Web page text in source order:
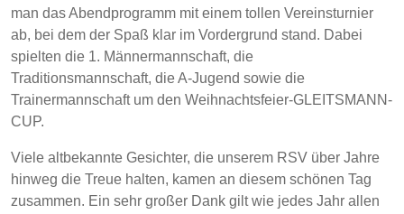
man das Abendprogramm mit einem tollen Vereinsturnier
ab, bei dem der Spaß klar im Vordergrund stand. Dabei
spielten die 1. Männermannschaft, die
Traditionsmannschaft, die A-Jugend sowie die
Trainermannschaft um den Weihnachtsfeier-GLEITSMANN-
CUP.
Viele altbekannte Gesichter, die unserem RSV über Jahre
hinweg die Treue halten, kamen an diesem schönen Tag
zusammen. Ein sehr großer Dank gilt wie jedes Jahr allen